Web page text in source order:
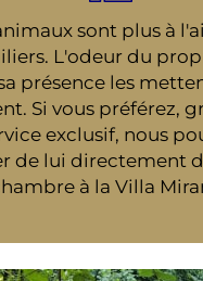
sont plus à
L'odeur du
présence les
Si vous préférez,
exclusif, nous
de lui directement
à la Villa